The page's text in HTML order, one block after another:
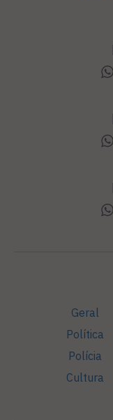
Geral
Política
Polícia
Cultura